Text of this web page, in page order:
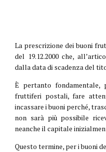
La prescrizione dei buoni
del 19.12.2000 che,
dalla data di scadenza del
È pertanto
fruttiferi postali, fare
incassare i buoni perché,
non sarà più possibile
neanche il capitale
Questo termine, per i buoni